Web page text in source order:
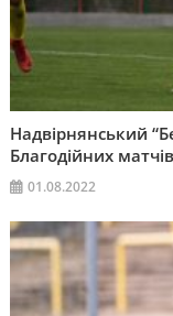
Надвірнянський
Благодійних
01.08.2022